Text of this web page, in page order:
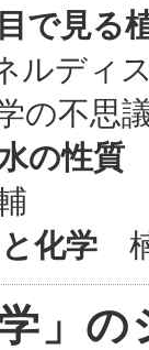
で見る
ルディ
の不思
の性質
化学
学」